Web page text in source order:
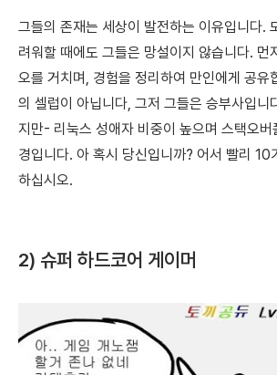
그들의 존재는 세상이 발전하는 이유입니다.
려워할 때에도 그들은 망설이지 않습니다. 먼
오를 거치며, 경험을 정리하여 만인에게 공유
의 셀럽이 아닙니다, 그저 그들은 승부사입니
지만- 리눅스 성애자 비중이 높으며 스택오버
경입니다. 아 혹시 당신입니까? 어서 빨리 10
하십시오.
2) 슈퍼 하드코어 게이머